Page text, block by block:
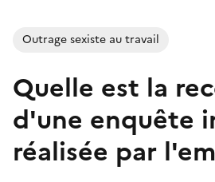
Outrage sexiste au travail
Quelle est la
d'une enquête
réalisée par